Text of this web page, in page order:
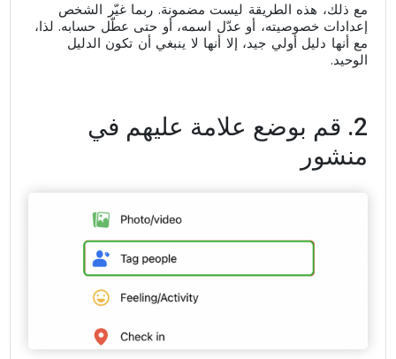
مع ذلك، هذه الطريقة ليست مضمونة. ربما غيّر الشخص
إعدادات خصوصيته، أو عدّل اسمه، أو حتى عطّل حسابه. لذا،
مع أنها دليل أولي جيد، إلا أنها لا ينبغي أن تكون الدليل
الوحيد.
2. قم بوضع علامة عليهم في
منشور